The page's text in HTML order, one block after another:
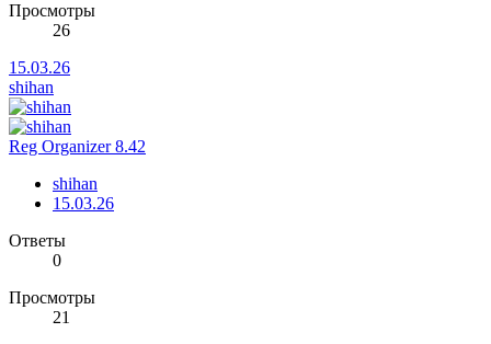
Просмотры
26
15.03.26
shihan
Reg Organizer 8.42
shihan
15.03.26
Ответы
0
Просмотры
21